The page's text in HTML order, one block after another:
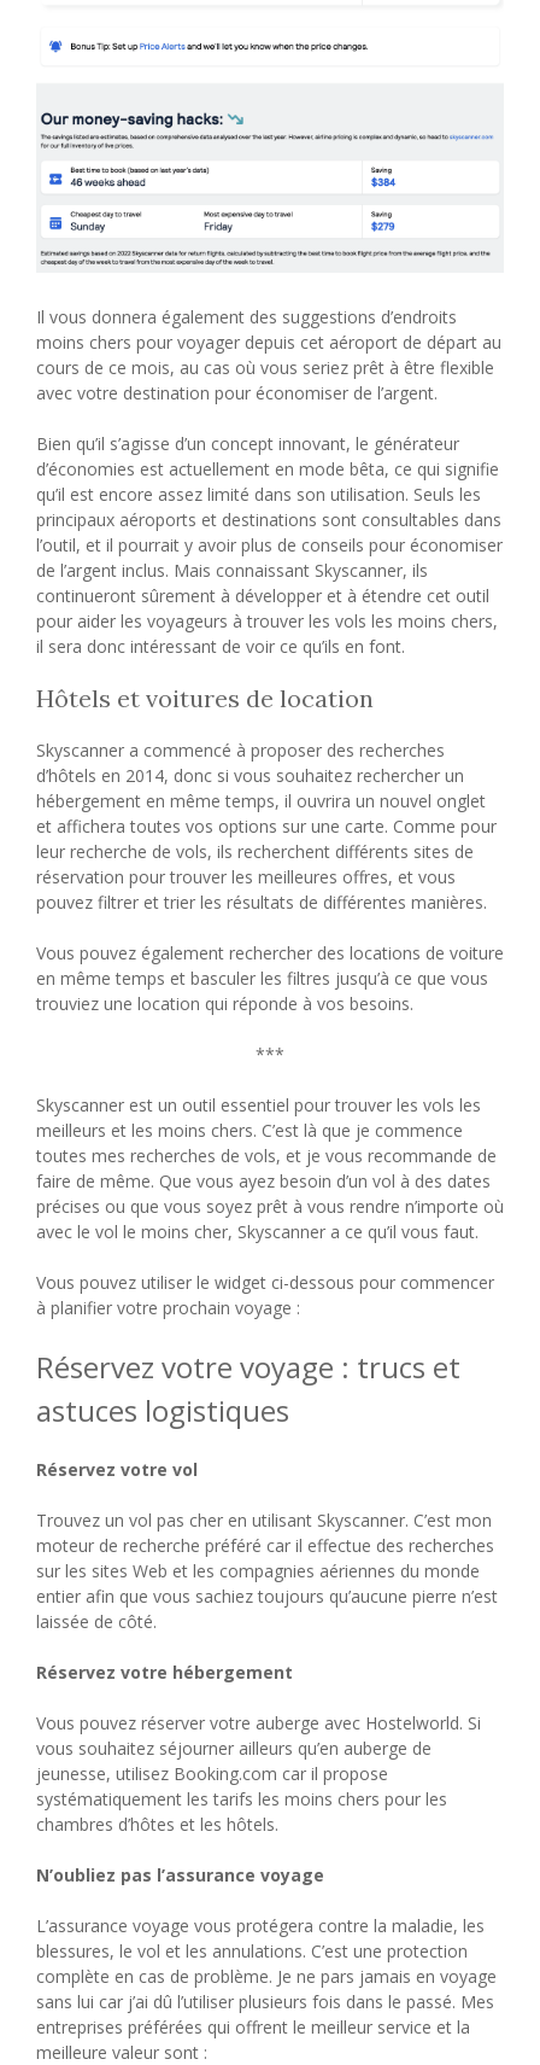
Il vous donnera également des suggestions d’endroits
moins chers pour voyager depuis cet aéroport de départ au
cours de ce mois, au cas où vous seriez prêt à être flexible
avec votre destination pour économiser de l’argent.
Bien qu’il s’agisse d’un concept innovant, le générateur
d’économies est actuellement en mode bêta, ce qui signifie
qu’il est encore assez limité dans son utilisation. Seuls les
principaux aéroports et destinations sont consultables dans
l’outil, et il pourrait y avoir plus de conseils pour économiser
de l’argent inclus. Mais connaissant Skyscanner, ils
continueront sûrement à développer et à étendre cet outil
pour aider les voyageurs à trouver les vols les moins chers,
il sera donc intéressant de voir ce qu’ils en font.
Hôtels et voitures de location
Skyscanner a commencé à proposer des recherches
d’hôtels en 2014, donc si vous souhaitez rechercher un
hébergement en même temps, il ouvrira un nouvel onglet
et affichera toutes vos options sur une carte. Comme pour
leur recherche de vols, ils recherchent différents sites de
réservation pour trouver les meilleures offres, et vous
pouvez filtrer et trier les résultats de différentes manières.
Vous pouvez également rechercher des locations de voiture
en même temps et basculer les filtres jusqu’à ce que vous
trouviez une location qui réponde à vos besoins.
***
Skyscanner est un outil essentiel pour trouver les vols les
meilleurs et les moins chers. C’est là que je commence
toutes mes recherches de vols, et je vous recommande de
faire de même. Que vous ayez besoin d’un vol à des dates
précises ou que vous soyez prêt à vous rendre n’importe où
avec le vol le moins cher, Skyscanner a ce qu’il vous faut.
Vous pouvez utiliser le widget ci-dessous pour commencer
à planifier votre prochain voyage :
Réservez votre voyage : trucs et
astuces logistiques
Réservez votre vol
Trouvez un vol pas cher en utilisant Skyscanner. C’est mon
moteur de recherche préféré car il effectue des recherches
sur les sites Web et les compagnies aériennes du monde
entier afin que vous sachiez toujours qu’aucune pierre n’est
laissée de côté.
Réservez votre hébergement
Vous pouvez réserver votre auberge avec Hostelworld. Si
vous souhaitez séjourner ailleurs qu’en auberge de
jeunesse, utilisez Booking.com car il propose
systématiquement les tarifs les moins chers pour les
chambres d’hôtes et les hôtels.
N’oubliez pas l’assurance voyage
L’assurance voyage vous protégera contre la maladie, les
blessures, le vol et les annulations. C’est une protection
complète en cas de problème. Je ne pars jamais en voyage
sans lui car j’ai dû l’utiliser plusieurs fois dans le passé. Mes
entreprises préférées qui offrent le meilleur service et la
meilleure valeur sont :